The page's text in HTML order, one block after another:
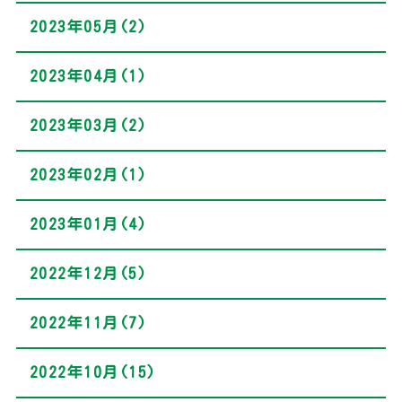
2023年05月(2)
2023年04月(1)
2023年03月(2)
2023年02月(1)
2023年01月(4)
2022年12月(5)
2022年11月(7)
2022年10月(15)